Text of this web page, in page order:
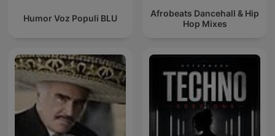
Humor Voz Populi BLU
Afrobeats Dancehall & Hip
Hop Mixes